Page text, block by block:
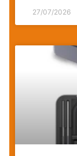
27/07/2026